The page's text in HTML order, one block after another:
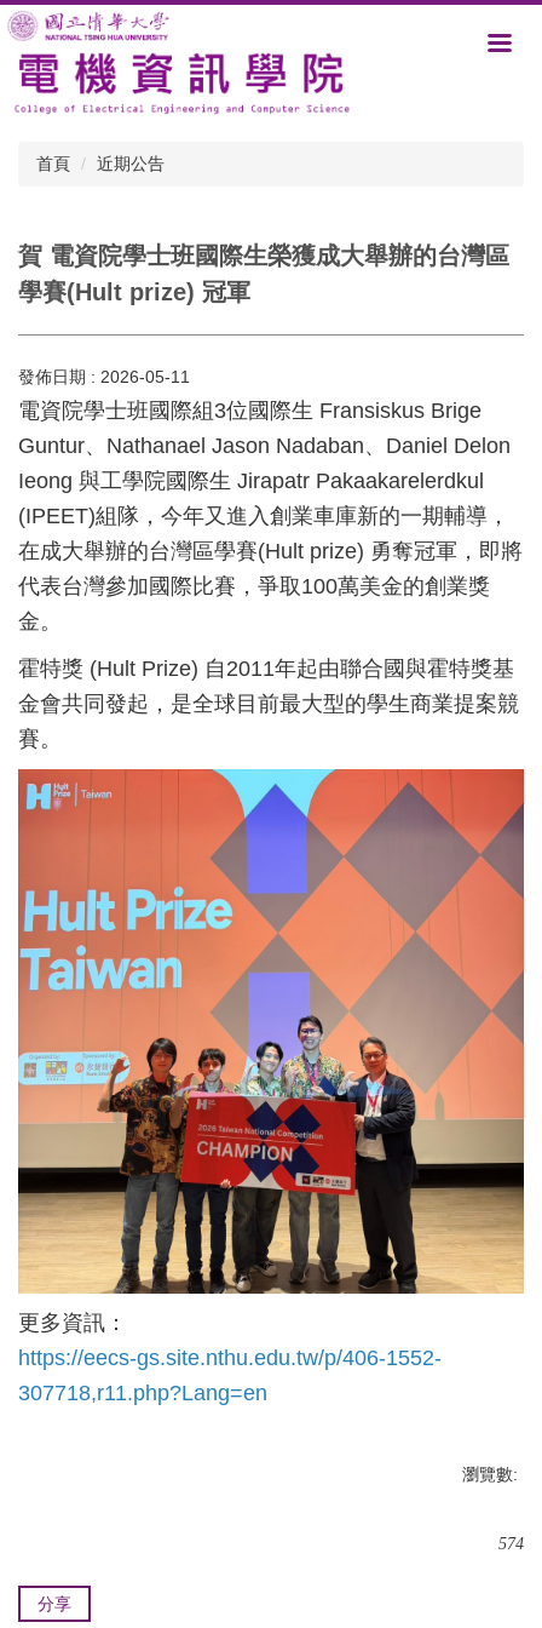
跳
到
主
要
內
首頁 近期公告
賀 電資院學士班國際生榮獲成大舉辦的台灣區
學賽(Hult prize) 冠軍
發佈日期 : 2026-05-11
電資院學士班國際組3位國際生 Fransiskus Brige
Guntur、Nathanael Jason Nadaban、Daniel Delon
Ieong 與工學院國際生 Jirapatr Pakaakarelerdkul
(IPEET)組隊，今年又進入創業車庫新的一期輔導，
在成大舉辦的台灣區學賽(Hult prize) 勇奪冠軍，即將
代表台灣參加國際比賽，爭取100萬美金的創業獎
金。
霍特獎 (Hult Prize) 自2011年起由聯合國與霍特獎基
金會共同發起，是全球目前最大型的學生商業提案競
賽。
更多資訊：
https://eecs-gs.site.nthu.edu.tw/p/406-1552-
307718,r11.php?Lang=en
瀏覽數:
574
分享